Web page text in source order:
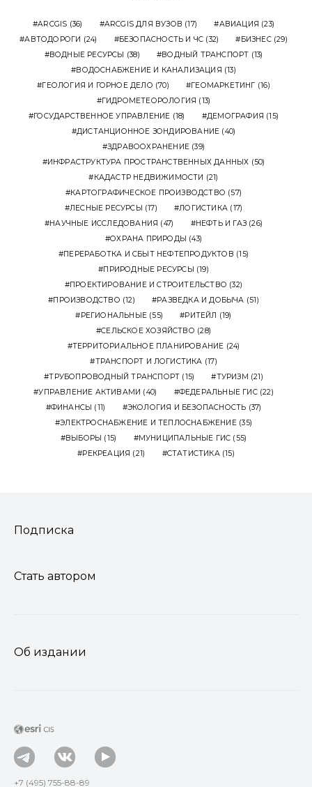
ARCGIS (36) ARCGIS ДЛЯ ВУЗОВ (17) АВИАЦИЯ (23)
АВТОДОРОГИ (24) БЕЗОПАСНОСТЬ И ЧС (32) БИЗНЕС(29)
ВОДНЫЕ РЕСУРСЫ (38) ВОДНЫЙ ТРАНСПОРТ (13)
ВОДОСНАБЖЕНИЕ И КАНАЛИЗАЦИЯ (13)
ГЕОЛОГИЯ И ГОРНОЕ ДЕЛО (70) ГЕОМАРКЕТИНГ (16)
ГИДРОМЕТЕОРОЛОГИЯ (13)
ГОСУДАРСТВЕННОЕ УПРАВЛЕНИЕ (18) ДЕМОГРАФИЯ (15)
ДИСТАНЦИОННОЕ ЗОНДИРОВАНИЕ (40)
ЗДРАВООХРАНЕНИЕ (39)
ИНФРАСТРУКТУРА ПРОСТРАНСТВЕННЫХ ДАННЫХ (50)
КАДАСТР НЕДВИЖИМОСТИ (21)
КАРТОГРАФИЧЕСКОЕ ПРОИЗВОДСТВО (57)
ЛЕСНЫЕ РЕСУРСЫ (17) ЛОГИСТИКА (17)
НАУЧНЫЕ ИССЛЕДОВАНИЯ (47) НЕФТЬ И ГАЗ(26)
ОХРАНА ПРИРОДЫ (43)
ПЕРЕРАБОТКА И СБЫТ НЕФТЕПРОДУКТОВ (15)
ПРИРОДНЫЕ РЕСУРСЫ (19)
ПРОЕКТИРОВАНИЕ И СТРОИТЕЛЬСТВО (32)
ПРОИЗВОДСТВО (12) РАЗВЕДКА И ДОБЫЧА (51)
РЕГИОНАЛЬНЫЕ (55) РИТЕЙЛ (19)
СЕЛЬСКОЕ ХОЗЯЙСТВО (28)
ТЕРРИТОРИАЛЬНОЕ ПЛАНИРОВАНИЕ (24)
ТРАНСПОРТ И ЛОГИСТИКА (17)
ТРУБОПРОВОДНЫЙ ТРАНСПОРТ (15) ТУРИЗМ (21)
УПРАВЛЕНИЕ АКТИВАМИ (40) ФЕДЕРАЛЬНЫЕ ГИС(22)
ФИНАНСЫ (11) ЭКОЛОГИЯ И БЕЗОПАСНОСТЬ (37)
ЭЛЕКТРОСНАБЖЕНИЕ И ТЕПЛОСНАБЖЕНИЕ(35)
ВЫБОРЫ (15) МУНИЦИПАЛЬНЫЕ ГИС (55)
РЕКРЕАЦИЯ (21) СТАТИСТИКА(15)
Подписка
Стать автором
Об издании
+7 (495) 755-88-89